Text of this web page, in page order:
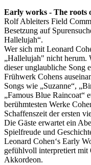
Early works - The roots
Rolf Ableiters Field
Besetzung auf
Hallelujah“.
Wer sich mit Leonard
„Hallelujah" nicht herum.
dieser unglaubliche Song
Frühwerk Cohens
Songs wie „Suzanne“,
„Famous Blue Raincoat“
berühmtesten Werke
Schaffenszeit der ersten
Die Gäste erwartet ein
Spielfreude und
Leonard Cohen‘s Early
gefühlvoll interpretiert
Akkordeon.